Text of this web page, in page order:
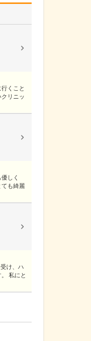
くこと
リニッ
しく
ても綺麗
け、ハ
私にと